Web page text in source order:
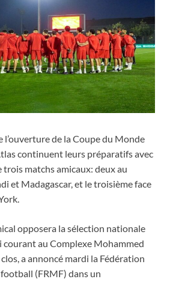
l’ouverture de la Coupe du Monde
continuent leurs préparatifs avec
matchs amicaux: deux au
et Madagascar, et le troisième face
opposera la sélection nationale
courant au Complexe Mohammed
a annoncé mardi la Fédération
(FRMF) dans un